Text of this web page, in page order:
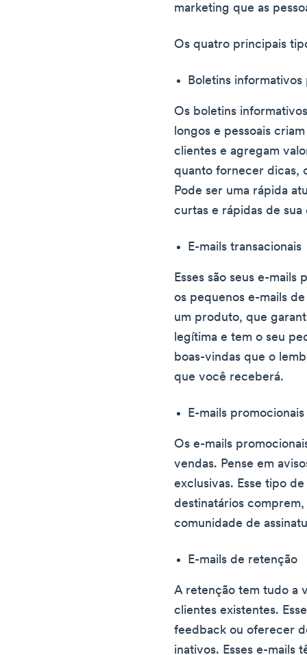
marketing que as
Os quatro principais
Boletins informativos
Os boletins
longos e pessoais
clientes e agregam
quanto fornecer dicas,
Pode ser uma rápida
curtas e rápidas de
E-mails transacionais
Esses são seus e-mails
os pequenos e-mails
um produto, que
legítima e tem o seu
boas-vindas que o
que você receberá.
E-mails promocionais
Os e-mails
vendas. Pense em
exclusivas. Esse tipo
destinatários
comunidade de
E-mails de retenção
A retenção tem tudo a
clientes existentes.
feedback ou oferecer
inativos. Esses e-mails